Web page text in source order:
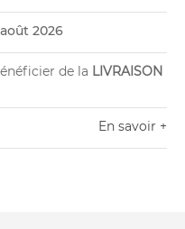
2026
de la LIVRAISON
En savoir +